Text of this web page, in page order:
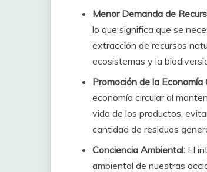
Menor Demanda de
lo que significa que se
extracción de recursos
ecosistemas y la
Promoción de la Economía
economía circular al
vida de los productos,
cantidad de residuos
Conciencia Ambiental: El
ambiental de nuestras